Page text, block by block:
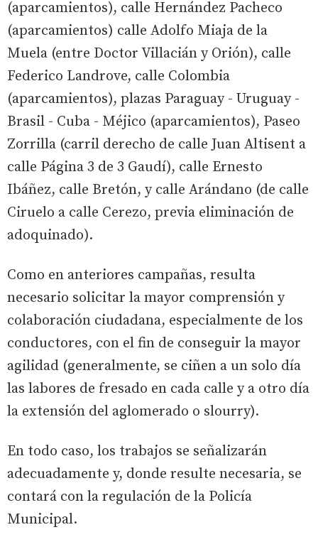
(aparcamientos), calle Hernández Pacheco
(aparcamientos) calle Adolfo Miaja de la
Muela (entre Doctor Villacián y Orión), calle
Federico Landrove, calle Colombia
(aparcamientos), plazas Paraguay - Uruguay -
Brasil - Cuba - Méjico (aparcamientos), Paseo
Zorrilla (carril derecho de calle Juan Altisent a
calle Página 3 de 3 Gaudí), calle Ernesto
Ibáñez, calle Bretón, y calle Arándano (de calle
Ciruelo a calle Cerezo, previa eliminación de
adoquinado).
Como en anteriores campañas, resulta
necesario solicitar la mayor comprensión y
colaboración ciudadana, especialmente de los
conductores, con el fin de conseguir la mayor
agilidad (generalmente, se ciñen a un solo día
las labores de fresado en cada calle y a otro día
la extensión del aglomerado o slourry).
En todo caso, los trabajos se señalizarán
adecuadamente y, donde resulte necesaria, se
contará con la regulación de la Policía
Municipal.